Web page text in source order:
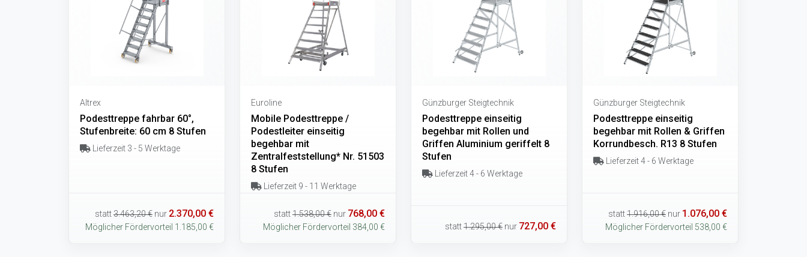
Altrex
Podesttreppe fahrbar 60°,
Stufenbreite: 60 cm 8 Stufen
Lieferzeit 3 - 5 Werktage
statt3.463,20 € nur 2.370,00 €
Möglicher Fördervorteil 1.185,00 €
Euroline
Mobile Podesttreppe /
Podestleiter einseitig
begehbar mit
Zentralfeststellung* Nr. 51503
8 Stufen
Lieferzeit 9 - 11 Werktage
statt1.538,00 € nur 768,00 €
Möglicher Fördervorteil 384,00 €
Günzburger Steigtechnik
Podesttreppe einseitig
begehbar mit Rollen und
Griffen Aluminium geriffelt 8
Stufen
Lieferzeit 4 - 6 Werktage
statt1.295,00 € nur 727,00 €
Günzburger Steigtechnik
Podesttreppe einseitig
begehbar mit Rollen & Griffen
Korrundbesch. R13 8 Stufen
Lieferzeit 4 - 6 Werktage
statt1.916,00 € nur 1.076,00 €
Möglicher Fördervorteil 538,00 €